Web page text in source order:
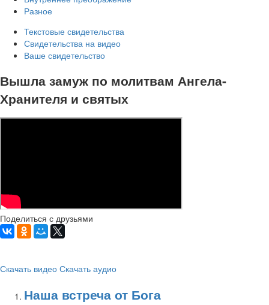
Разное
Текстовые свидетельства
Свидетельства на видео
Ваше свидетельство
Вышла замуж по молитвам Ангела-
Хранителя и святых
Поделиться с друзьями
Скачать видео Скачать аудио
Наша встреча от Бога